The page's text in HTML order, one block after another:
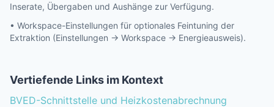
Inserate, Übergaben und Aushänge zur Verfügung.
• Workspace-Einstellungen für optionales Feintuning der
Extraktion (Einstellungen → Workspace → Energieausweis).
Vertiefende Links im Kontext
BVED-Schnittstelle und Heizkostenabrechnung